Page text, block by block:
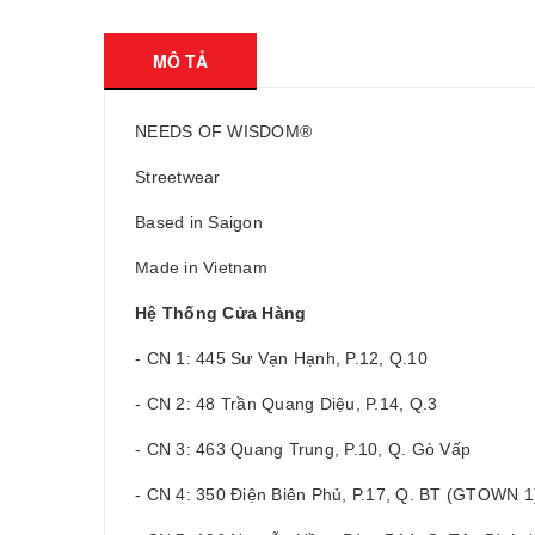
MÔ TẢ
NEEDS OF WISDOM®
Streetwear
Based in Saigon
Made in Vietnam
Hệ Thống Cửa Hàng
- CN 1: 445 Sư Vạn Hạnh, P.12, Q.10
- CN 2: 48 Trần Quang Diệu, P.14, Q.3
- CN 3: 463 Quang Trung, P.10, Q. Gò Vấp
- CN 4: 350 Điện Biên Phủ, P.17, Q. BT (GTOWN